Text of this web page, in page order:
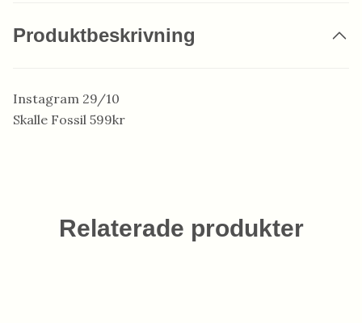
Produktbeskrivning
Instagram 29/10
Skalle Fossil 599kr
Relaterade produkter